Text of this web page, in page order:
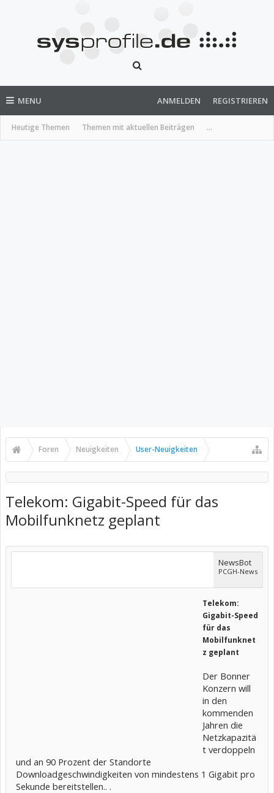
MENU
Heutige Themen Themen mit aktuellen Beiträgen ...
ANMELDEN REGISTRIEREN
Foren Neuigkeiten User-Neuigkeiten
Telekom: Gigabit-Speed für das
Mobilfunknetz geplant
NewsBot
PCGH-News
Telekom:
Gigabit-Speed
für das
Mobilfunknet
z geplant
Der Bonner
Konzern will
in den
kommenden
Jahren die
Netzkapazitä
t verdoppeln
und an 90 Prozent der Standorte
Downloadgeschwindigkeiten von mindestens 1 Gigabit pro
Sekunde bereitstellen.. .